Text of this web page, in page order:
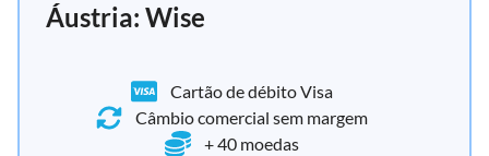
Áustria: Wise
Cartão de débito Visa
Câmbio comercial sem margem
+ 40 moedas